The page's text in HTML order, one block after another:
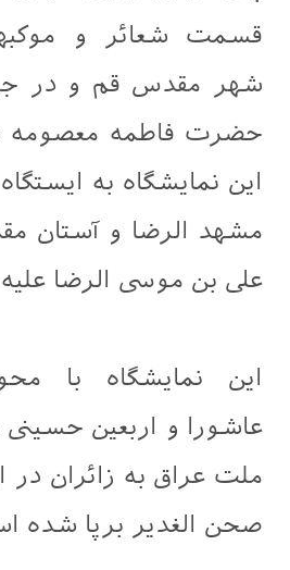
قسمت شعائر و
شهر مقدس قم و در
حضرت فاطمه معصومه
این نمایشگاه به
مشهد الرضا و آستان
علی بن موسی الرضا
این نمایشگاه با
عاشورا و اربعین
ملت عراق به زائران در
صحن الغدیر برپا شده